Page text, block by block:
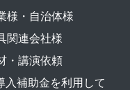
様・自治体様
関連会社様
・講演依頼
入補助金を利用して